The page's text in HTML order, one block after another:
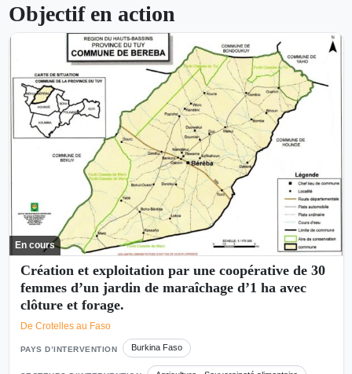
Objectif en action
En cours
Création et exploitation par une coopérative de 30
femmes d’un jardin de maraîchage d’1 ha avec
clôture et forage.
De Crotelles au Faso
PAYS D’INTERVENTION Burkina Faso